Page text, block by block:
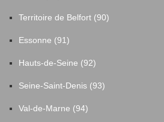
Territoire de Belfort (90)
Essonne (91)
Hauts-de-Seine (92)
Seine-Saint-Denis (93)
Val-de-Marne (94)